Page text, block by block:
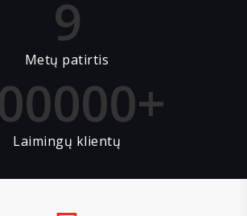
9
Metų patirtis
Laimingų klientų